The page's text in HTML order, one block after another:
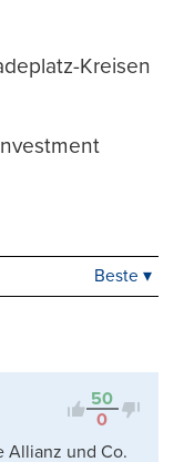
Kreisen
Kontrovers
Beste ▾
50
0
Allianz und Co.